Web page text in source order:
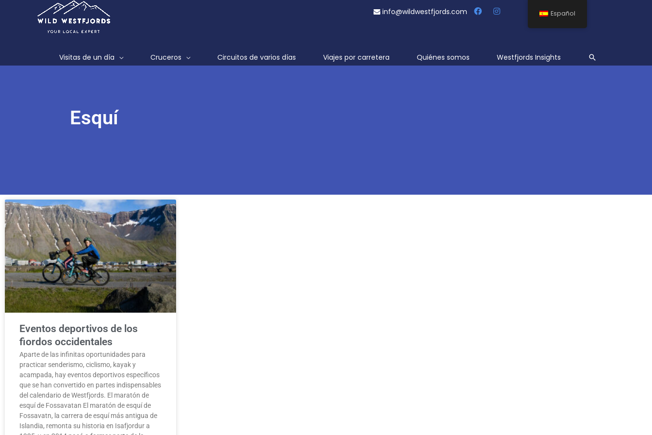
info@wildwestfjords.com
Visitas de un día Cruceros Circuitos de varios días Viajes por carretera Quiénes somos Westfjords Insights Buscar
Esquí
Eventos deportivos de los
fiordos occidentales
Aparte de las infinitas oportunidades para
practicar senderismo, ciclismo, kayak y
acampada, hay eventos deportivos específicos
que se han convertido en partes indispensables
del calendario de Westfjords. El maratón de
esquí de Fossavatan El maratón de esquí de
Fossavatn, la carrera de esquí más antigua de
Islandia, remonta su historia en Isafjordur a
Español